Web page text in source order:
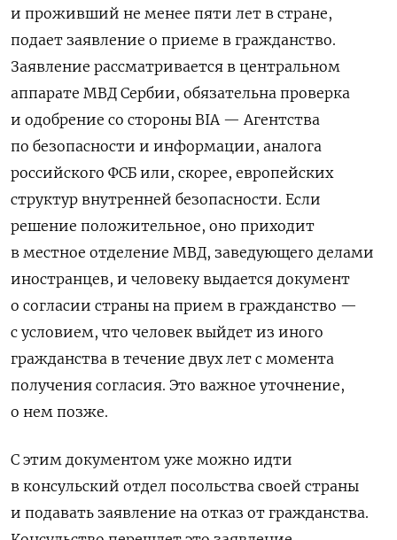
и проживший не менее пяти лет в стране,
подает заявление о приеме в гражданство.
Заявление рассматривается в центральном
аппарате МВД Сербии, обязательна проверка
и одобрение со стороны BIA — Агентства
по безопасности и информации, аналога
российского ФСБ или, скорее, европейских
структур внутренней безопасности. Если
решение положительное, оно приходит
в местное отделение МВД, заведующего делами
иностранцев, и человеку выдается документ
о согласии страны на прием в гражданство —
с условием, что человек выйдет из иного
гражданства в течение двух лет с момента
получения согласия. Это важное уточнение,
о нем позже.
С этим документом уже можно идти
в консульский отдел посольства своей страны
и подавать заявление на отказ от гражданства.